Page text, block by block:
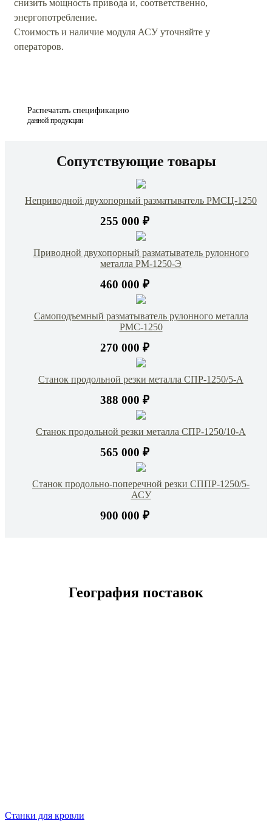
снизить мощность привода и, соответственно,
энергопотребление.
Стоимость и наличие модуля АСУ уточняйте у
операторов.
Распечатать спецификацию
данной продукции
Сопутствующие товары
Неприводной двухопорный разматыватель РМСЦ-1250
255 000 ₽
Приводной двухопорный разматыватель рулонного
металла РМ-1250-Э
460 000 ₽
Самоподъемный разматыватель рулонного металла
РМС-1250
270 000 ₽
Станок продольной резки металла СПР-1250/5-А
388 000 ₽
Станок продольной резки металла СПР-1250/10-А
565 000 ₽
Станок продольно-поперечной резки СППР-1250/5-
АСУ
900 000 ₽
География поставок
Станки для кровли